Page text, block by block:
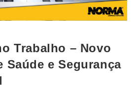
Trabalho – Novo
Saúde e Segurança